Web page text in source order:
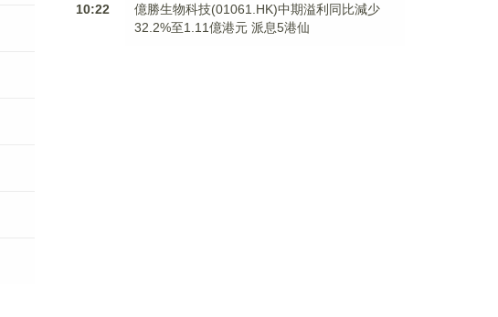
10:22
億勝生物科技(01061.HK)中期溢利同比減少
32.2%至1.11億港元 派息5港仙